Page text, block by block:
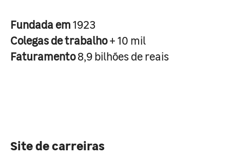
Fundada em1923
Colegas de trabalho+ 10 mil
Faturamento8,9 bilhões de reais
Site de carreiras